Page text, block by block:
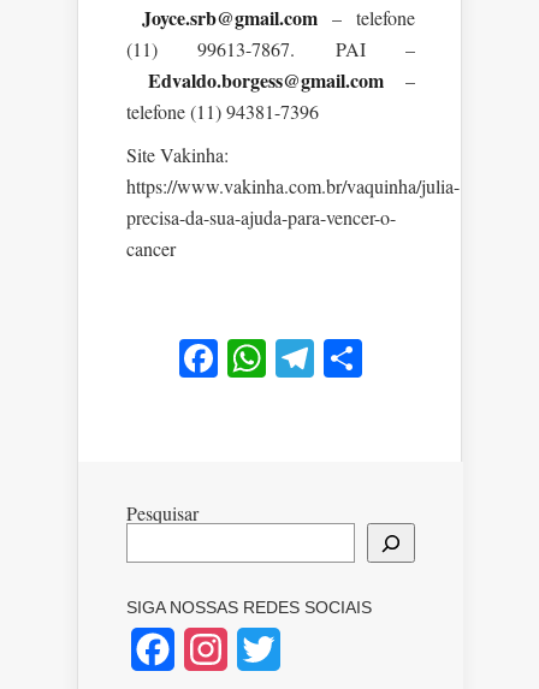
Joyce.srb@gmail.com– telefone
(11) 99613-7867. PAI –
Edvaldo.borgess@gmail.com –
telefone (11) 94381-7396
Site Vakinha:
https://www.vakinha.com.br/vaquinha/julia-
precisa-da-sua-ajuda-para-vencer-o-
cancer
Facebook
WhatsApp
Telegram
Pesquisar
SIGA NOSSAS REDES SOCIAIS
FacebookInstagram